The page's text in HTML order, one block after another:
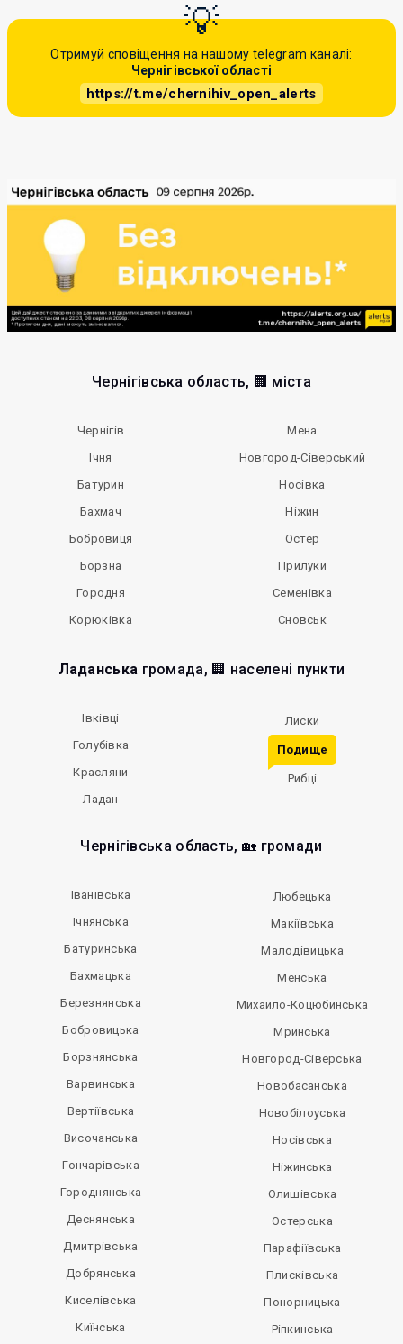
Отримуй сповіщення на нашому telegram каналі:
Чернігівської області
https://t.me/chernihiv_open_alerts
Чернігівська область, 🏢 міста
Чернігів
Ічня
Батурин
Бахмач
Бобровиця
Борзна
Городня
Корюківка
Мена
Новгород-Сіверський
Носівка
Ніжин
Остер
Прилуки
Семенівка
Сновськ
Ладанська громада, 🏢 населені пункти
Івківці
Голубівка
Красляни
Ладан
Лиски
Подище
Рибці
Чернігівська область, 🏡 громади
Іванівська
Ічнянська
Батуринська
Бахмацька
Березнянська
Бобровицька
Борзнянська
Варвинська
Вертіївська
Височанська
Гончарівська
Городнянська
Деснянська
Дмитрівська
Добрянська
Киселівська
Киїнська
Любецька
Макіївська
Малодівицька
Менська
Михайло-Коцюбинська
Мринська
Новгород-Сіверська
Новобасанська
Новобілоуська
Носівська
Ніжинська
Олишівська
Остерська
Парафіївська
Плисківська
Понорницька
Ріпкинська